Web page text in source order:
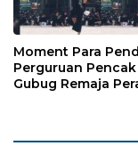
Moment Para
Perguruan
Gubug Remaja